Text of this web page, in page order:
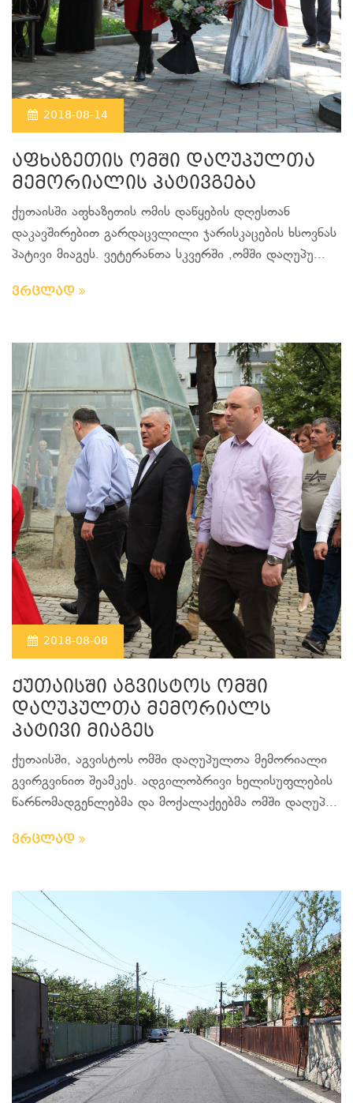
2018-08-14
აფხაზეთის ომში დაღუპულთა
მემორიალის პატივგება
ქუთაისში აფხაზეთის ომის დაწყების დღესთან
დაკავშირებით გარდაცვლილი ჯარისკაცების ხსოვნას
პატივი მიაგეს. ვეტერანთა სკვერში ,ომში დაღუპუ...
ვრცლად
2018-08-08
ქუთაისში აგვისტოს ომში
დაღუპულთა მემორიალს
პატივი მიაგეს
ქუთაისში, აგვისტოს ომში დაღუპულთა მემორიალი
გვირგვინით შეამკეს. ადგილობრივი ხელისუფლების
წარნომადგენლებმა და მოქალაქეებმა ომში დაღუპ...
ვრცლად